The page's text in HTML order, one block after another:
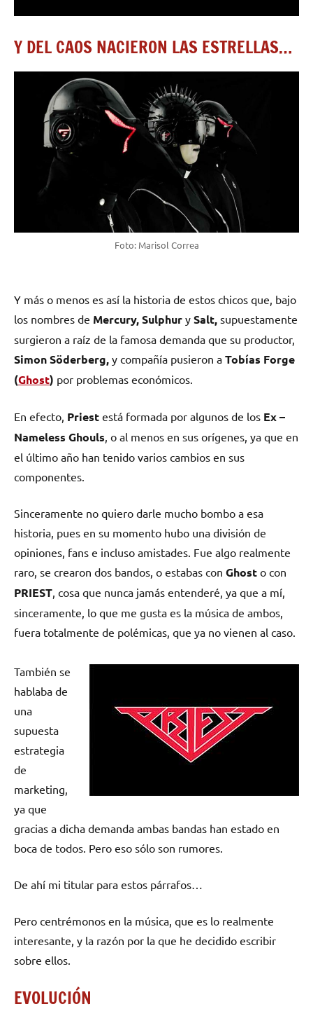
Y DEL CAOS NACIERON LAS ESTRELLAS…
Foto: Marisol Correa
Y más o menos es así la historia de estos chicos que, bajo
los nombres de Mercury, Sulphur y Salt, supuestamente
surgieron a raíz de la famosa demanda que su productor,
Simon Söderberg, y compañía pusieron a Tobías Forge
(Ghost) por problemas económicos.
En efecto, Priest está formada por algunos de los Ex –
Nameless Ghouls, o al menos en sus orígenes, ya que en
el último año han tenido varios cambios en sus
componentes.
Sinceramente no quiero darle mucho bombo a esa
historia, pues en su momento hubo una división de
opiniones, fans e incluso amistades. Fue algo realmente
raro, se crearon dos bandos, o estabas con Ghost o con
PRIEST, cosa que nunca jamás entenderé, ya que a mí,
sinceramente, lo que me gusta es la música de ambos,
fuera totalmente de polémicas, que ya no vienen al caso.
También se
hablaba de
una
supuesta
estrategia
de
marketing,
ya que
gracias a dicha demanda ambas bandas han estado en
boca de todos. Pero eso sólo son rumores.
De ahí mi titular para estos párrafos…
Pero centrémonos en la música, que es lo realmente
interesante, y la razón por la que he decidido escribir
sobre ellos.
EVOLUCIÓN